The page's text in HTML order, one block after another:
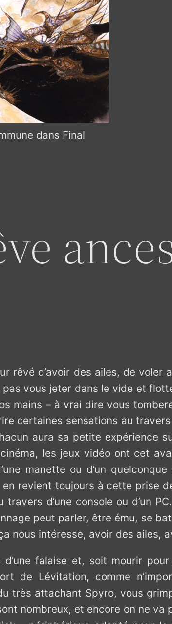
dans Final
rêvé d’avoir des ailes, de voler
vous jeter dans le vide et
mains – à vrai dire vous
certaines sensations au
aura sa petite expérience
les jeux vidéo ont cet
manette ou d’un
revient toujours à cette prise
d’une console ou d’un PC.
peut parler, être ému, se
nous intéresse, avoir des ailes,
falaise et, soit mourir
de Lévitation, comme
très attachant Spyro, vous
nombreux, et encore on ne